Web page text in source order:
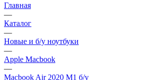
Главная
—
Каталог
—
Новые и б/у ноутбуки
—
Apple Macbook
—
Macbook Air 2020 M1 б/у